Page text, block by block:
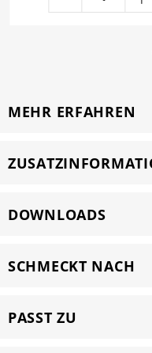
MEHR ERFAHREN
DOWNLOADS
SCHMECKT NACH
PASST ZU